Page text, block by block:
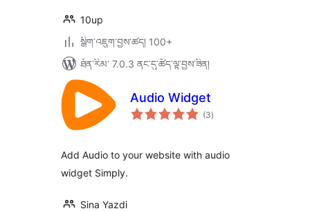
10up
སྒྲིག་འཇུག་བྱས་ཚད། 100+
ཐོན་རིམ་ 7.0.3 ནང་དུ་ཚོད་ལྟ་བྱས་ཟིན།
Audio Widget
(3གདེང་
འཇོག་
)
Add Audio to your website with audio
widget Simply.
Sina Yazdi